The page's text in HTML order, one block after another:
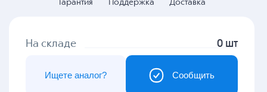
Гарантия Поддержка Доставка
На складе 0 шт
Сообщить
Ищете аналог?